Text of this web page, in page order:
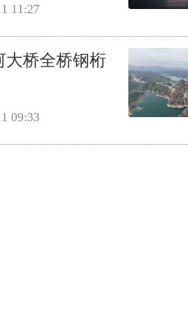
11:27
大桥全桥钢桁
09:33